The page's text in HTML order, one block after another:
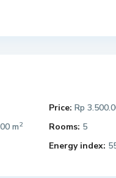
Price: Rp
m2 Rooms: 5
Energy index: